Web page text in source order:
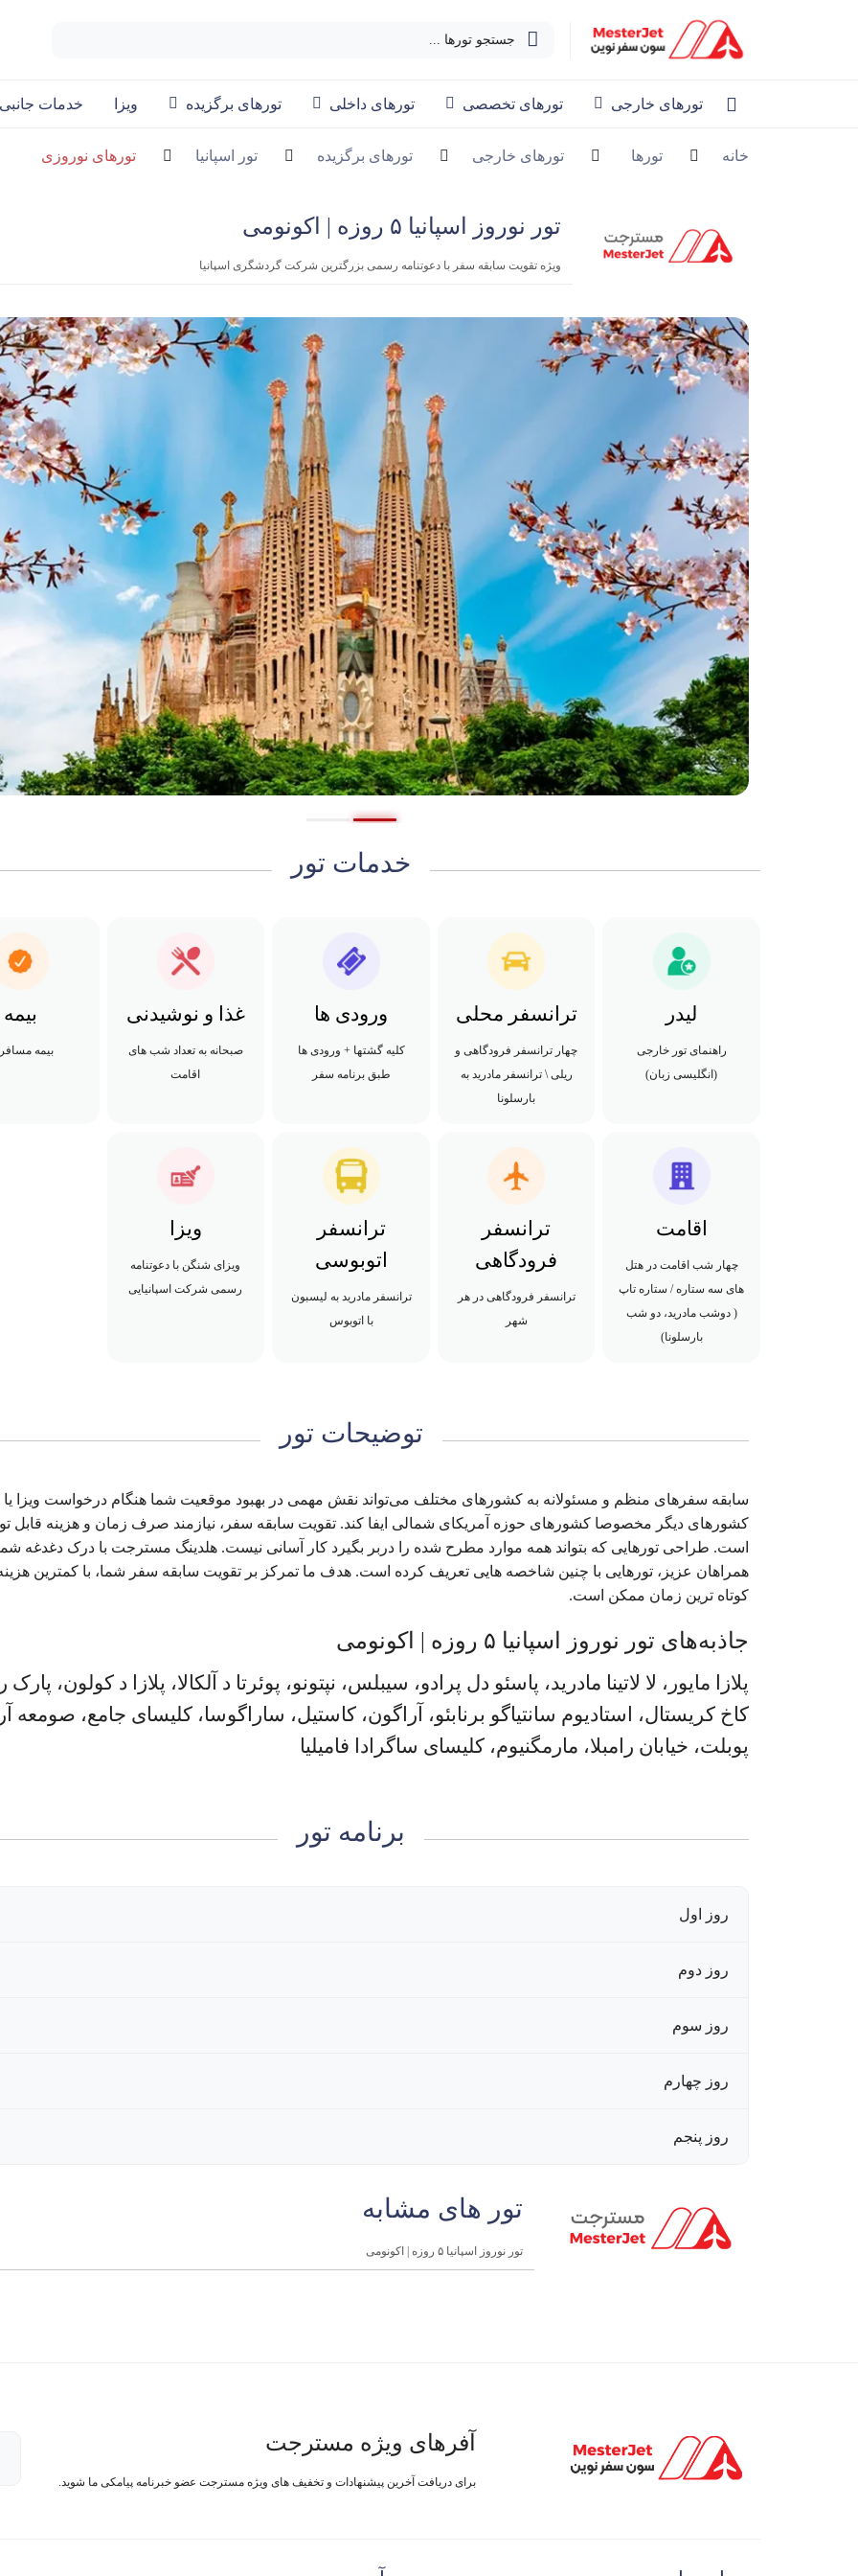
جستجو تورها ...
تورهای خارجی تورهای تخصصی تورهای داخلی تورهای برگزیده ویزا خدمات
خانه تورها تورهای خارجی تورهای برگزیده تور اسپانیا تورهای نوروزی
تور نوروز اسپانیا ۵ روزه | اکونومی
ویژه تقویت سابقه سفر با دعوتنامه رسمی بزرگترین شرکت گردشگری اسپانیا
خدمات تور
لیدر
راهنمای تور خارجی
(انگلیسی زبان)
ترانسفر محلی
چهار ترانسفر فرودگاهی و
ریلی \ ترانسفر مادرید به
بارسلونا
ورودی ها
کلیه گشتها + ورودی ها
طبق برنامه سفر
غذا و نوشیدنی
صبحانه به تعداد شب های
اقامت
بیمه
بیمه
اقامت
چهار شب اقامت در هتل
های سه ستاره / ستاره تاپ
( دوشب مادرید، دو شب
بارسلونا)
ترانسفر
فرودگاهی
ترانسفر فرودگاهی در هر
شهر
ترانسفر
اتوبوسی
ترانسفر مادرید به لیسبون
با اتوبوس
ویزا
ویزای شنگن با دعوتنامه
رسمی شرکت اسپانیایی
توضیحات تور
سابقه سفرهای منظم و مسئولانه به کشورهای مختلف می‌تواند نقش مهمی در بهبود موقعیت شما هنگام درخواست ویزا یا
کشورهای دیگر مخصوصا کشورهای حوزه آمریکای شمالی ایفا کند. تقویت سابقه سفر، نیازمند صرف زمان و هزینه قابل
است. طراحی تورهایی که بتواند همه موارد مطرح شده را دربر بگیرد کار آسانی نیست. هلدینگ مسترجت با درک دغدغه
همراهان عزیز، تورهایی با چنین شاخصه هایی تعریف کرده است. هدف ما تمرکز بر تقویت سابقه سفر شما، با کمترین
کوتاه ترین زمان ممکن است.
جاذبه‌های تور نوروز اسپانیا ۵ روزه | اکونومی
پلازا مایور، لا لاتینا مادرید، پاسئو دل پرادو، سیبلس، نپتونو، پوئرتا د آلکالا، پلازا د کولون، پارک
کاخ کریستال، استادیوم سانتیاگو برنابئو، آراگون، کاستیل، ساراگوسا، کلیسای جامع، صومعه
پوبلت، خیابان رامبلا، مارمگنیوم، کلیسای ساگرادا فامیلیا
برنامه تور
روز اول
روز دوم
روز سوم
روز چهارم
روز پنجم
تور های مشابه
تور نوروز اسپانیا ۵ روزه | اکونومی
آفرهای ویژه مسترجت
برای دریافت آخرین پیشنهادات و تخفیف های ویژه مسترجت عضو خبرنامه پیامکی ما شوید.